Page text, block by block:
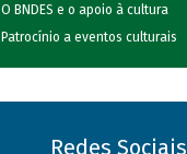
O BNDES e o apoio à cultura
Patrocínio a eventos culturais
Redes Sociais